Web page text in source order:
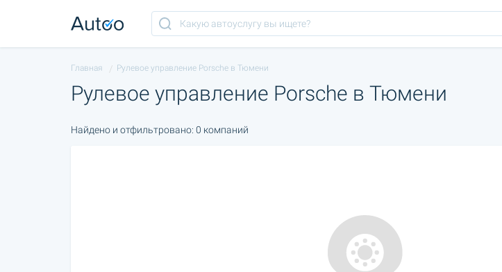
Главная Рулевое управление Porsche в Тюмени
Рулевое управление Porsche в Тюмени
Найдено и отфильтровано: 0 компаний